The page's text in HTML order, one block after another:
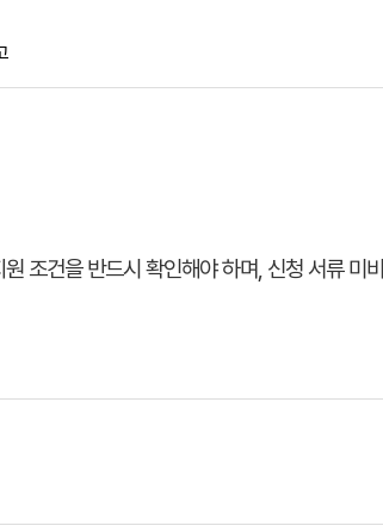
조건을 반드시 확인해야 하며, 신청 서류 미